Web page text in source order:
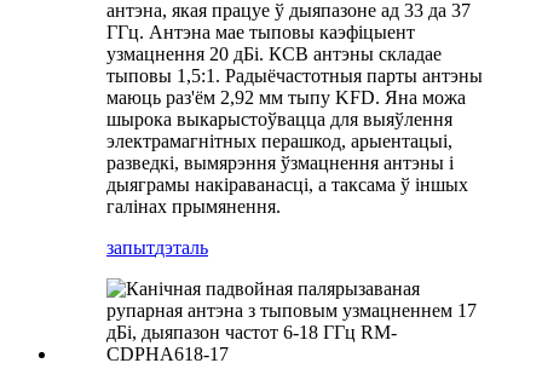
антэна, якая працуе ў дыяпазоне ад 33 да 37
ГГц. Антэна мае тыповы каэфіцыент
узмацнення 20 дБі. КСВ антэны складае
тыповы 1,5:1. Радыёчастотныя парты антэны
маюць раз'ём 2,92 мм тыпу KFD. Яна можа
шырока выкарыстоўвацца для выяўлення
электрамагнітных перашкод, арыентацыі,
разведкі, вымярэння ўзмацнення антэны і
дыяграмы накіраванасці, а таксама ў іншых
галінах прымянення.
запытдэталь